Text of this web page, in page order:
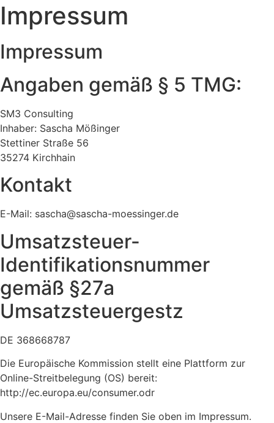
Impressum
Impressum
Angaben gemäß § 5 TMG:
SM3 Consulting
Inhaber: Sascha Mößinger
Stettiner Straße 56
35274 Kirchhain
Kontakt
E-Mail: sascha@sascha-moessinger.de
Umsatzsteuer-
Identifikationsnummer
gemäß §27a
Umsatzsteuergestz
DE 368668787
Die Europäische Kommission stellt eine Plattform zur
Online-Streitbelegung (OS) bereit:
http://ec.europa.eu/consumer.odr
Unsere E-Mail-Adresse finden Sie oben im Impressum.